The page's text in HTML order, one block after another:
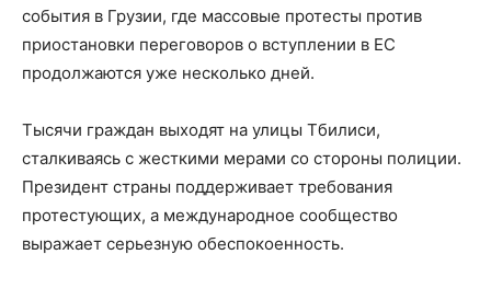
события в Грузии, где массовые протесты против
приостановки переговоров о вступлении в ЕС
продолжаются уже несколько дней.
Тысячи граждан выходят на улицы Тбилиси,
сталкиваясь с жесткими мерами со стороны полиции.
Президент страны поддерживает требования
протестующих, а международное сообщество
выражает серьезную обеспокоенность.